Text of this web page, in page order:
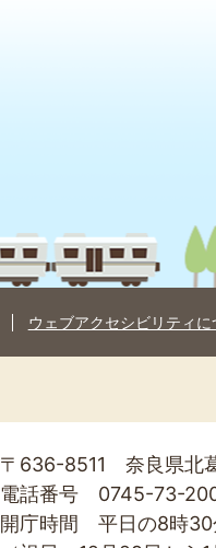
ウェブアクセシビリティに
〒636-8511 奈良県北
電話番号 0745-73-
開庁時間 平日の8時30